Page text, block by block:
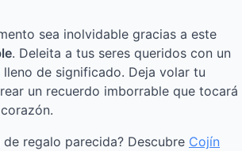
sea inolvidable gracias a este
. Deleita a tus seres queridos con un
de significado. Deja volar tu
un recuerdo imborrable que tocará
de regalo parecida? Descubre Cojín